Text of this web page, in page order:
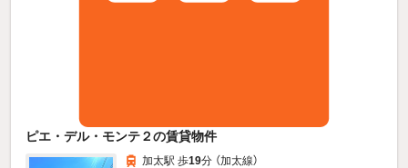
ピエ・デル・モンテ２の賃貸物件
加太駅 歩19分 （加太線）